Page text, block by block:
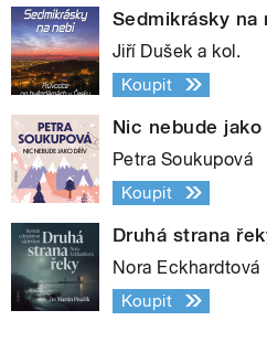
Sedmikrásky na
Jiří Dušek a kol.
Koupit
Nic nebude jako
Petra Soukupová
Koupit
Druhá strana
Nora Eckhardtová
Koupit